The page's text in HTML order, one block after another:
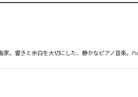
。響きと余白を大切にした、静かなピアノ音楽。